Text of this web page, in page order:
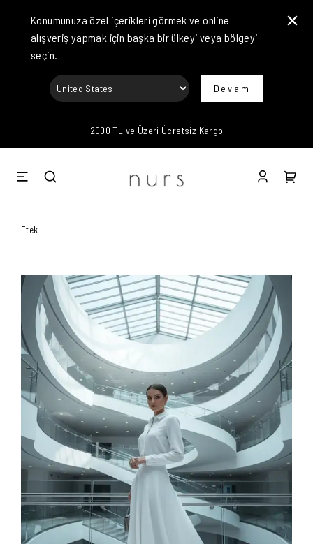
Konumunuza özel içerikleri görmek ve online
alışveriş yapmak için başka bir ülkeyi veya bölgeyi
seçin.
Devam
2000 TL ve Üzeri Ücretsiz Kargo
Etek